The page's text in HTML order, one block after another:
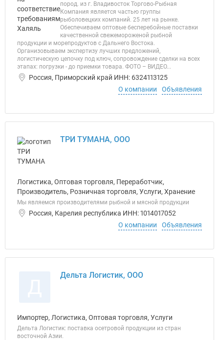
пород. из г. Владивосток Торгово-Рыбная
Компания является частью группы
рыболовецких компаний. 25 лет на рынке.
Обеспечиваем оптовые бесперебойные поставки
качественной свежемороженой рыбной
продукции и морепродуктов с Дальнего Востока.
Организовываем экспертизу лучших предложений,
логистическую цепочку под ключ, сопровождение сделки на всех
этапах: погрузки - до приемки товара. ФОТО – ВИДЕО...
Россия, Приморский край ИНН: 6324113125
О компании
Объявления
ТРИ ТУМАНА, ООО
Логистика, Оптовая торговля, Переработчик,
Производитель, Розничная торговля, Услуги, Хранение
Мы являемся производителями рыбной и мясной продукции
Россия, Карелия республика ИНН: 1014017052
О компании
Объявления
Дельта Логистик, ООО
Импортер, Логистика, Оптовая торговля, Услуги
Дельта Логистик: поставка осетровой продукции из стран
восточной Азии.